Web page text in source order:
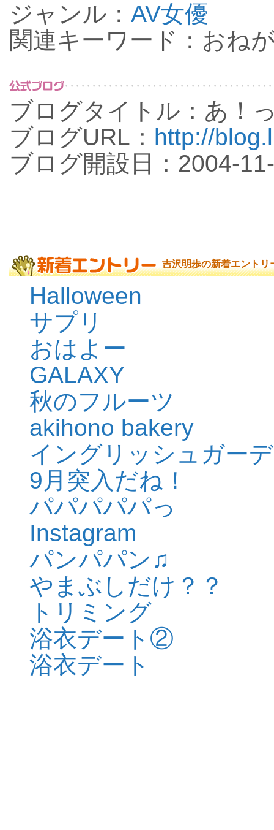
ジャンル： AV女優
関連キーワード：おね
ブログタイトル：あ！
ブログURL： http://
ブログ開設日：2004-
吉沢明歩の新着エントリ
Halloween
サプリ
おはよー
GALAXY
秋のフルーツ
akihono bakery
イングリッシュガー
9月突入だね！
パパパパパっ
Instagram
パンパパン♫
やまぶしだけ？？
トリミング
浴衣デート②
浴衣デート